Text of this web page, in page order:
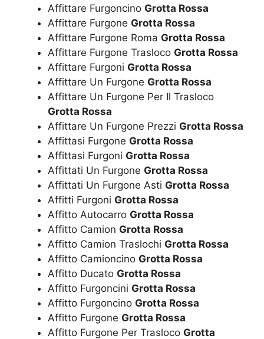
Affittare Furgoncino Grotta Rossa
Affittare Furgone Grotta Rossa
Affittare Furgone Roma Grotta Rossa
Affittare Furgone Trasloco Grotta Rossa
Affittare Furgoni Grotta Rossa
Affittare Un Furgone Grotta Rossa
Affittare Un Furgone Per Il Trasloco
Grotta Rossa
Affittare Un Furgone Prezzi Grotta Rossa
Affittasi Furgone Grotta Rossa
Affittasi Furgoni Grotta Rossa
Affittati Un Furgone Grotta Rossa
Affittati Un Furgone Asti Grotta Rossa
Affitti Furgoni Grotta Rossa
Affitto Autocarro Grotta Rossa
Affitto Camion Grotta Rossa
Affitto Camion Traslochi Grotta Rossa
Affitto Camioncino Grotta Rossa
Affitto Ducato Grotta Rossa
Affitto Furgoncini Grotta Rossa
Affitto Furgoncino Grotta Rossa
Affitto Furgone Grotta Rossa
Affitto Furgone Per Trasloco Grotta